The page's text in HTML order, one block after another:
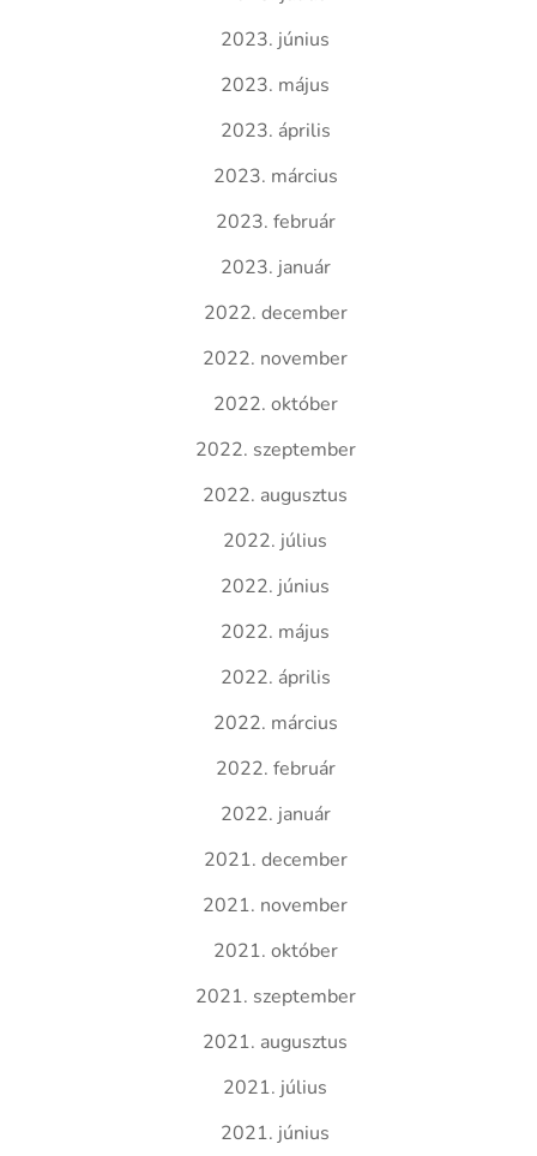
2023. június
2023. május
2023. április
2023. március
2023. február
2023. január
2022. december
2022. november
2022. október
2022. szeptember
2022. augusztus
2022. július
2022. június
2022. május
2022. április
2022. március
2022. február
2022. január
2021. december
2021. november
2021. október
2021. szeptember
2021. augusztus
2021. július
2021. június